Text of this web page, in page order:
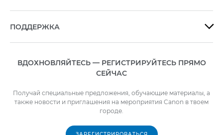
ПОДДЕРЖКА 
ВДОХНОВЛЯЙТЕСЬ — РЕГИСТРИРУЙТЕСЬ ПРЯМО
СЕЙЧАС
Получай специальные предложения, обучающие материалы, а
также новости и приглашения на мероприятия Canon в твоем
городе.